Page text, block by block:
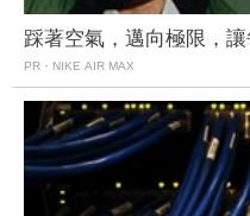
踩著空氣，邁向極限，
PR・NIKE AIR MAX